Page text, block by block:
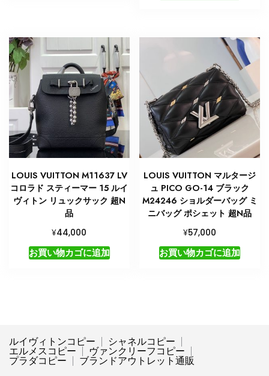
LOUIS VUITTON M11637 LV
コロラド スティーマー 15 ルイ
ヴィトン リュックサック 超N
品
¥44,000
お買い物カゴに追加
LOUIS VUITTON マルタージ
ュ PICO GO-14 ブラック
M24246 ショルダーバッグ ミ
ニバッグ ポシェット 超N品
¥57,000
お買い物カゴに追加
ルイヴィトンコピー シャネルコピー
エルメスコピー ヴァンクリーフコピー
プラダコピー ブランドアウトレット通販